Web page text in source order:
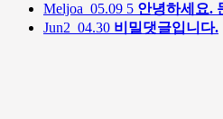
Meljoa 05.09 5 안녕하세요.
Jun2 04.30 비밀댓글입니다.